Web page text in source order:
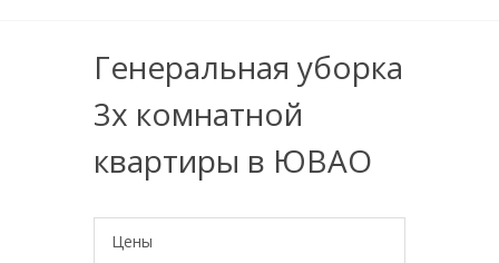
Генеральная уборка
3х комнатной
квартиры в ЮВАО
Цены